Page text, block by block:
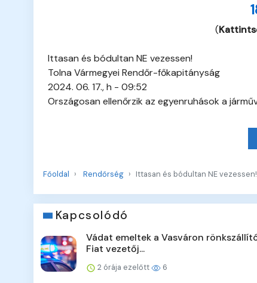
(
Ittasan és bódultan NE vezessen!
Tolna Vármegyei Rendőr-főkapitányság
2024. 06. 17., h - 09:52
Országosan ellenőrzik az egyenruhások a
Főoldal Rendőrség Ittasan és bódultan NE vezessen!
Kapcsolódó
Vádat emeltek a Vasváron
Fiat vezetőj...
2 órája ezelőtt 6